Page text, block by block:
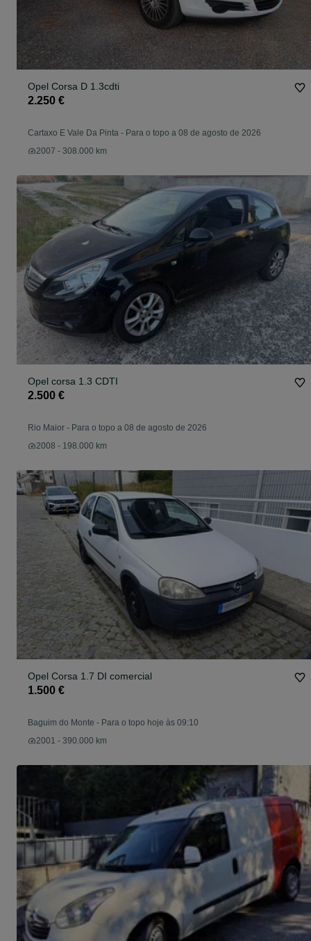
Opel Corsa D 1.3cdti
2.250 €
Cartaxo E Vale Da Pinta - Para o topo a 08 de agosto de 2026
2007 - 308.000 km
Opel corsa 1.3 CDTI
2.500 €
Rio Maior - Para o topo a 08 de agosto de 2026
2008 - 198.000 km
Opel Corsa 1.7 DI comercial
1.500 €
Baguim do Monte - Para o topo hoje às 09:10
2001 - 390.000 km